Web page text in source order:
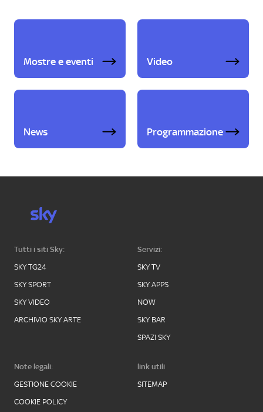
Mostre e eventi Video
News Programmazione
Tutti i siti Sky:
SKY TG24
SKY SPORT
SKY VIDEO
ARCHIVIO SKY ARTE
Servizi:
SKY TV
SKY APPS
NOW
SKY BAR
SPAZI SKY
Note legali:
GESTIONE COOKIE
COOKIE POLICY
link utili
SITEMAP